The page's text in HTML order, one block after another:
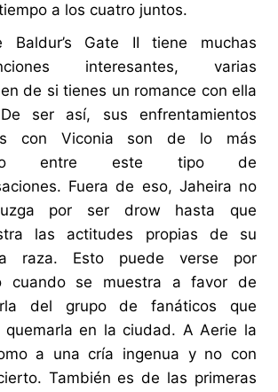
a los cuatro juntos.
Baldur’s Gate II tiene muchas
interesantes, varias
de si tienes un romance con ella
ser así, sus enfrentamientos
con Viconia son de lo más
entre este tipo de
Fuera de eso, Jaheira no
por ser drow hasta que
las actitudes propias de su
raza. Esto puede verse por
cuando se muestra a favor de
del grupo de fanáticos que
quemarla en la ciudad. A Aerie la
a una cría ingenua y no con
También es de las primeras